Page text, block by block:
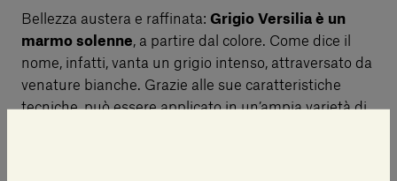
Bellezza austera e raffinata: Grigio Versilia è un
marmo solenne, a partire dal colore. Come dice il
nome, infatti, vanta un grigio intenso, attraversato da
venature bianche. Grazie alle sue caratteristiche
tecniche, può essere applicato in un’ampia varietà di